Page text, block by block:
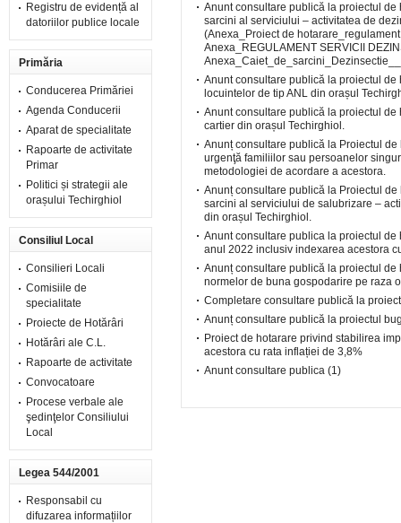
Registru de evidență al
datoriilor publice locale
Primăria
Conducerea Primăriei
Agenda Conducerii
Aparat de specialitate
Rapoarte de activitate
Primar
Politici și strategii ale
orașului Techirghiol
Consiliul Local
Consilieri Locali
Comisiile de
specialitate
Proiecte de Hotărâri
Hotărâri ale C.L.
Rapoarte de activitate
Convocatoare
Procese verbale ale
şedinţelor Consiliului
Local
Legea 544/2001
Responsabil cu
difuzarea informațiilor
Anunt consultare publică la proiectul
sarcini al serviciului – activitatea de
(Anexa_Proiect de
Anexa_REGULAMENT SERVICII
Anunt consultare publică la proiectul
locuintelor de tip ANL din orașul
Anunt consultare publică la proiectul
cartier din orașul Techirghiol.
Anunț consultare publică la Proiectul
urgenţă familiilor sau persoanelor
metodologiei de acordare a acestora.
Anunț consultare publică la Proiectul
sarcini al serviciului de salubrizare –
din orașul Techirghiol.
Anunt consultare publica la proiectul
anul 2022 inclusiv indexarea acestora
Anunț consultare publică la proiectul
normelor de buna gospodarire pe raza
Completare consultare publică la
Anunț consultare publică la proiectul
Proiect de hotarare privind stabilirea
acestora cu rata inflației de 3,8%
Anunt consultare publica (1)